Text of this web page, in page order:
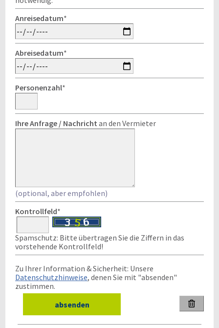
Anreisedatum*
Abreisedatum*
Personenzahl*
Ihre Anfrage / Nachricht an den Vermieter
(optional, aber empfohlen)
Kontrollfeld*
Spamschutz: Bitte übertragen Sie die Ziffern in das
vorstehende Kontrollfeld!
Zu Ihrer Information & Sicherheit: Unsere
Datenschutzhinweise, denen Sie mit "absenden"
zustimmen.
